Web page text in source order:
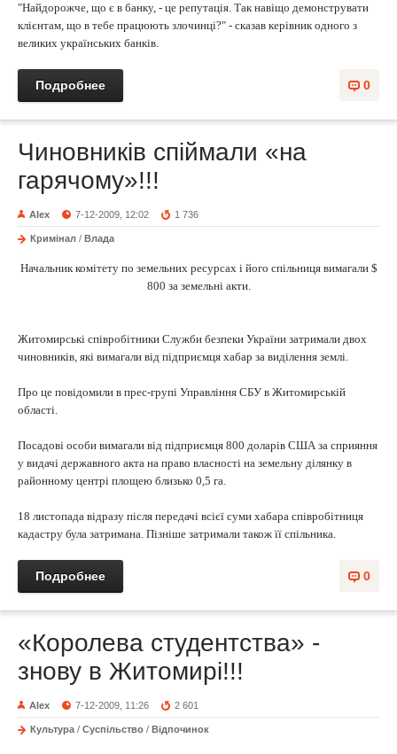
"Найдорожче, що є в банку, - це репутація. Так навіщо демонструвати
клієнтам, що в тебе працюють злочинці?" - сказав керівник одного з
великих українських банків.
0
Подробнее
Чиновників спіймали «на
гарячому»!!!
Alex 7-12-2009, 12:02 1 736
Кримінал / Влада
Начальник комітету по земельних ресурсах і його спільниця вимагали $
800 за земельні акти.
Житомирські співробітники Служби безпеки України затримали двох
чиновників, які вимагали від підприємця хабар за виділення землі.
Про це повідомили в прес-групі Управління СБУ в Житомирській
області.
Посадові особи вимагали від підприємця 800 доларів США за сприяння
у видачі державного акта на право власності на земельну ділянку в
районному центрі площею близько 0,5 га.
18 листопада відразу після передачі всієї суми хабара співробітниця
кадастру була затримана. Пізніше затримали також її спільника.
0
Подробнее
«Королева студентства» -
знову в Житомирі!!!
Alex 7-12-2009, 11:26 2 601
Культура / Суспільство / Відпочинок